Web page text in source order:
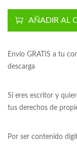
AÑADIR AL
Envío GRATIS a tu
descarga
Si eres escritor y
tus derechos de
Por ser contenido